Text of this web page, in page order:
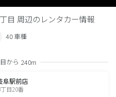
目 周辺のレンタカー情報
40 車種
から 240m
阜駅前店
目20番